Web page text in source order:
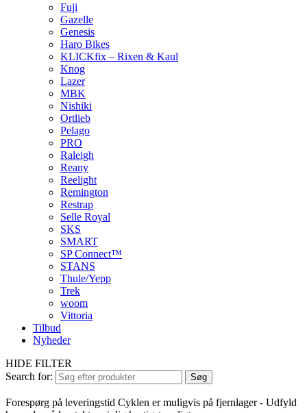
Fuji
Gazelle
Genesis
Haro Bikes
KLICKfix – Rixen & Kaul
Knog
Lazer
MBK
Nishiki
Ortlieb
Pelago
PRO
Raleigh
Reany
Reelight
Remington
Restrap
Selle Royal
SKS
SMART
SP Connect™
STANS
Thule/Yepp
Trek
woom
Vittoria
Tilbud
Nyheder
HIDE FILTER
Search for:
Søg
Forespørg på leveringstid Cyklen er muligvis på fjernlager - Udfyld